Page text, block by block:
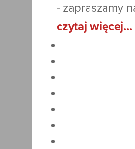
- zapraszamy
czytaj więcej...